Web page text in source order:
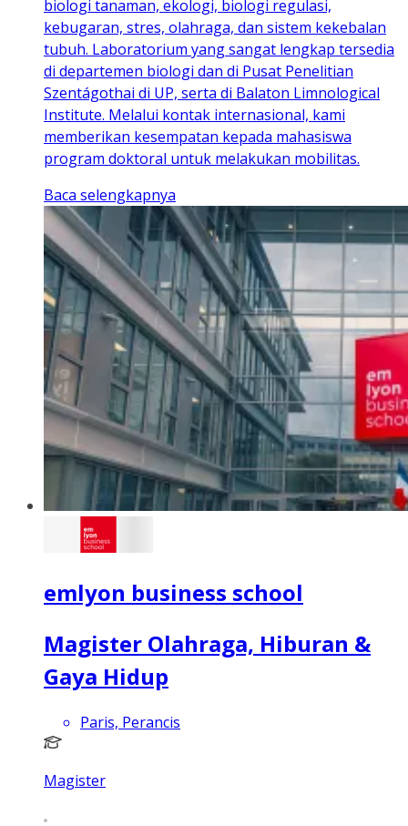
biologi tanaman, ekologi, biologi regulasi,
kebugaran, stres, olahraga, dan sistem kekebalan
tubuh. Laboratorium yang sangat lengkap tersedia
di departemen biologi dan di Pusat Penelitian
Szentágothai di UP, serta di Balaton Limnological
Institute. Melalui kontak internasional, kami
memberikan kesempatan kepada mahasiswa
program doktoral untuk melakukan mobilitas.
Baca selengkapnya
emlyon business school
Magister Olahraga, Hiburan &
Gaya Hidup
Paris, Perancis
Magister